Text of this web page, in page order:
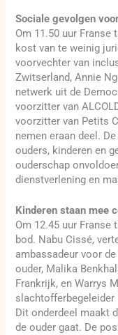
Sociale gevolgen
Om 11.50 uur
kost van te weinig
voorvechter van
Zwitserland, Annie
netwerk uit de
voorzitter van
voorzitter van Petits
nemen eraan deel.
ouders, kinderen en
ouderschap
dienstverlening en
Kinderen staan mee
Om 12.45 uur
bod. Nabu Cissé,
ambassadeur voor
ouder, Malika
Frankrijk, en Warrys
slachtofferbegeleider
Dit onderdeel maakt
de ouder gaat. De